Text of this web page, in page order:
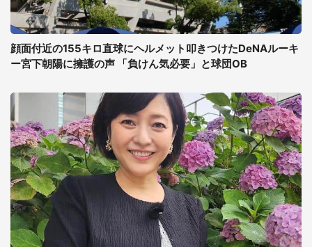
顔面付近の155キロ直球にヘルメット叩きつけたDeNAルーキ
ー宮下朝陽に擁護の声 「負けん気必要」と球団OB